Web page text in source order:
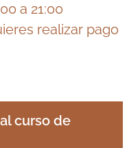
a 21:00
realizar pago
curso de